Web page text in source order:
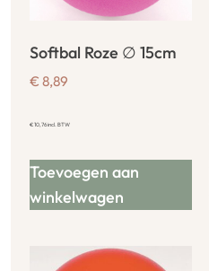
Softbal Roze ∅ 15cm
€ 8,89
€10,76incl. BTW
Toevoegen aan
winkelwagen